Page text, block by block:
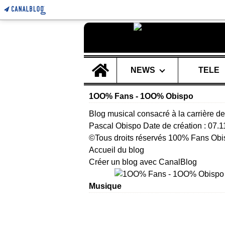
NEWS
TELE
1OO% Fans - 1OO% Obispo
Blog musical consacré à la carrière de
Pascal Obispo Date de création :
©Tous droits réservés 100% Fans
Accueil du blog
Créer un blog avec CanalBlog
Musique